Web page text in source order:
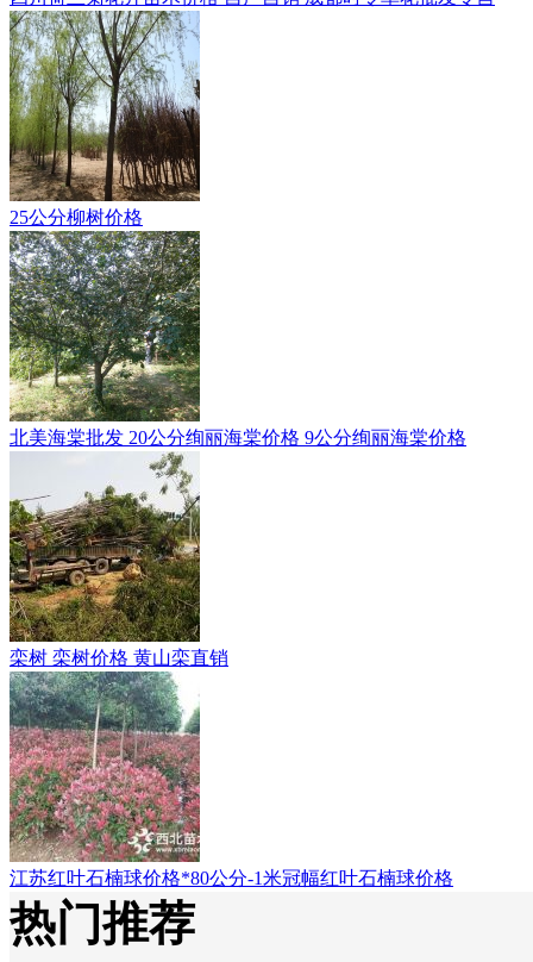
25公分柳树价格
北美海棠批发 20公分绚丽海棠价格 9公分绚丽海棠价格
栾树 栾树价格 黄山栾直销
江苏红叶石楠球价格*80公分-1米冠幅红叶石楠球价格
热门推荐